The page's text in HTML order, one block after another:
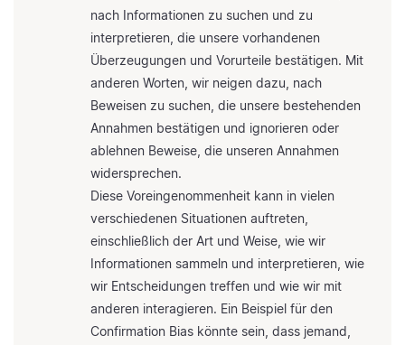
nach Informationen zu suchen und zu
interpretieren, die unsere vorhandenen
Überzeugungen und Vorurteile bestätigen. Mit
anderen Worten, wir neigen dazu, nach
Beweisen zu suchen, die unsere bestehenden
Annahmen bestätigen und ignorieren oder
ablehnen Beweise, die unseren Annahmen
widersprechen.
Diese Voreingenommenheit kann in vielen
verschiedenen Situationen auftreten,
einschließlich der Art und Weise, wie wir
Informationen sammeln und interpretieren, wie
wir Entscheidungen treffen und wie wir mit
anderen interagieren. Ein Beispiel für den
Confirmation Bias könnte sein, dass jemand,